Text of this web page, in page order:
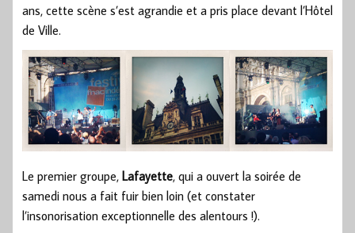
ans, cette scène s’est agrandie et a pris place devant l’Hôtel
de Ville.
Le premier groupe, Lafayette, qui a ouvert la soirée de
samedi nous a fait fuir bien loin (et constater
l’insonorisation exceptionnelle des alentours !).